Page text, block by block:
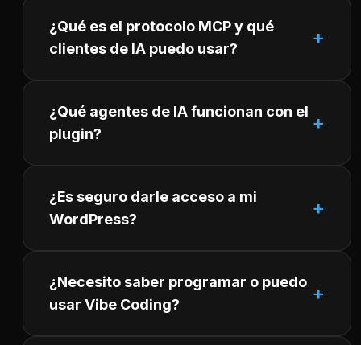
¿Qué es el protocolo MCP y qué
clientes de IA puedo usar?
¿Qué agentes de IA funcionan con el
plugin?
¿Es seguro darle acceso a mi
WordPress?
¿Necesito saber programar o puedo
usar Vibe Coding?